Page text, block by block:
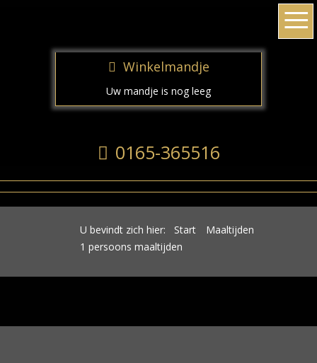
Winkelmandje
Uw mandje is nog leeg
0165-365516
U bevindt zich hier: Start
Maaltijden
1 persoons maaltijden
≡